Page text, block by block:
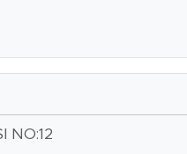
NO:12